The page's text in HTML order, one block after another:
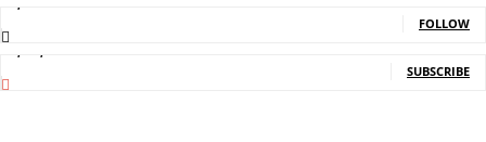
FOLLOW
SUBSCRIBE